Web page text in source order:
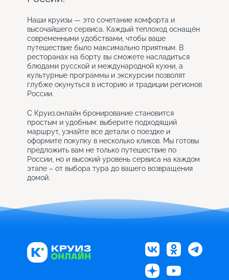
Наши круизы — это сочетание комфорта и
высочайшего сервиса. Каждый теплоход оснащён
современными удобствами, чтобы ваше
путешествие было максимально приятным. В
ресторанах на борту вы сможете насладиться
блюдами русской и международной кухни, а
культурные программы и экскурсии позволят
глубже окунуться в историю и традиции регионов
России.
С Круиз.онлайн бронирование становится
простым и удобным: выберите подходящий
маршрут, узнайте все детали о поездке и
оформите покупку в несколько кликов. Мы готовы
предложить вам не только путешествие по
России, но и высокий уровень сервиса на каждом
этапе – от выбора тура до вашего возвращения
домой.